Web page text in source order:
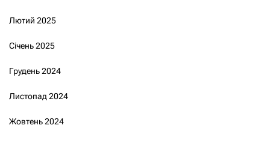
Лютий 2025
Січень 2025
Грудень 2024
Листопад 2024
Жовтень 2024